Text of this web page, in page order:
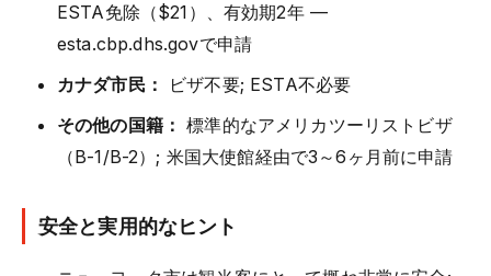
ESTA免除（$21）、有効期2年 —
esta.cbp.dhs.govで申請
カナダ市民：
ビザ不要; ESTA不必要
その他の国籍： 標準的なアメリカツーリストビザ
（B-1/B-2）; 米国大使館経由で3～6ヶ月前に申請
安全と実用的なヒント